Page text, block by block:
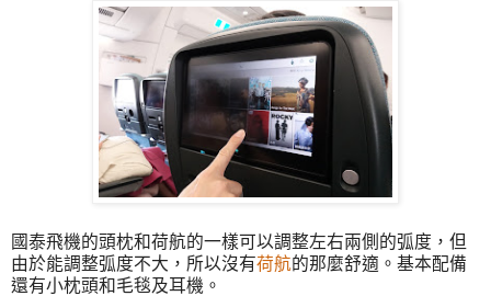
國泰飛機的頭枕和荷航的一樣可以調整左右兩側的弧度，但
由於能調整弧度不大，所以沒有荷航的那麼舒適。基本配備
還有小枕頭和毛毯及耳機。